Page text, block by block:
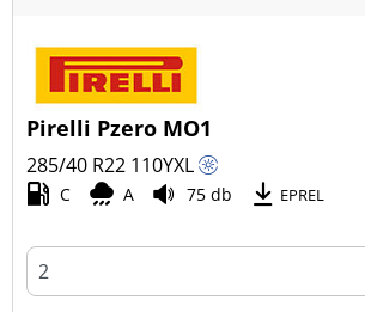
Pirelli Pzero MO1
285/40 R22 110YXL
C A 75 db EPREL